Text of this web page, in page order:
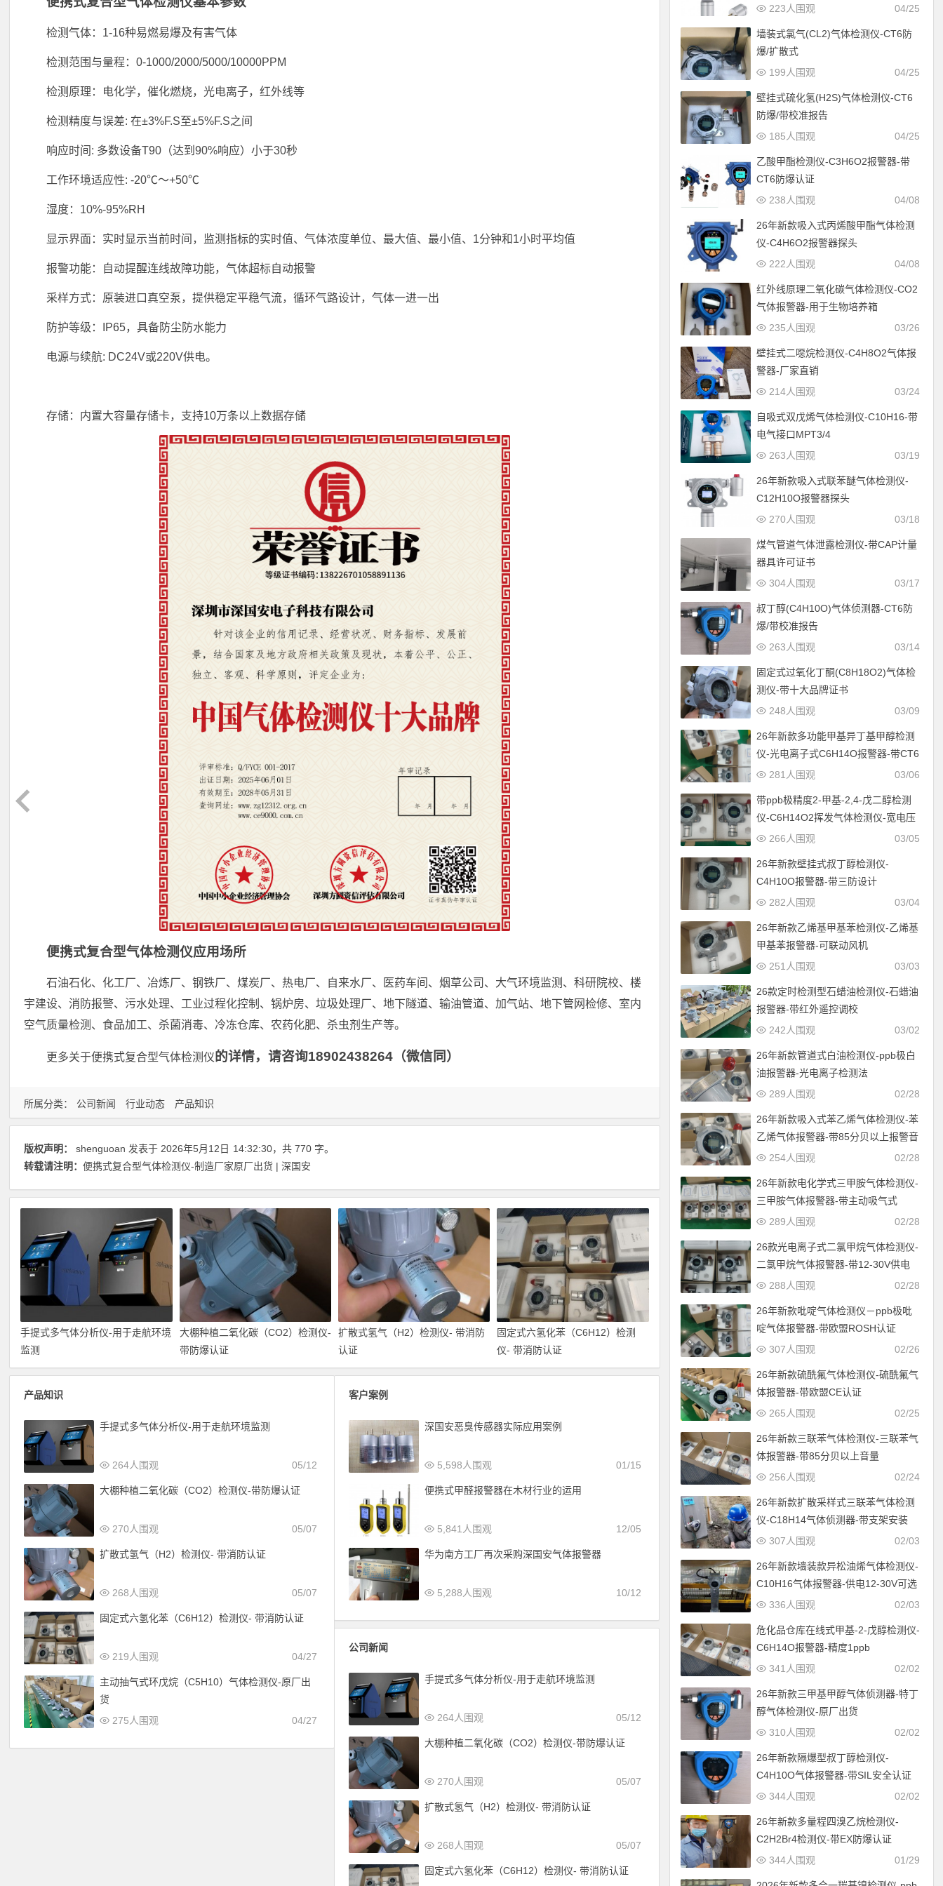
‌检测气体：1-16种易燃易爆及有害气体
检测范围与量程‌：0-1000/2000/5000/10000PPM
检测原理：电化学，催化燃烧，光电离子，红外线等
检测精度与误差‌: 在±3%F.S至±5%F.S之间
响应时间‌: 多数设备T90（达到90%响应）小于30秒
工作环境适应性‌: -20℃～+50℃
湿度：10%-95%RH
显示界面：实时显示当前时间，监测指标的实时值、气体浓度单位、最大值、最小值、1分钟和1小时平均值
报警功能：自动提醒连线故障功能，气体超标自动报警
采样方式：原装进口真空泵，提供稳定平稳气流，循环气路设计，气体一进一出
防护等级：IP65，具备防尘防水能力
电源与续航‌: DC24V或220V供电。
存储：内置大容量存储卡，支持10万条以上数据存储
便携式复合型气体检测仪应用场所
石油石化、化工厂、冶炼厂、钢铁厂、煤炭厂、热电厂、自来水厂、医药车间、烟草公司、大气环境监测、科研院校、楼
宇建设、消防报警、污水处理、工业过程化控制、锅炉房、垃圾处理厂、地下隧道、输油管道、加气站、地下管网检修、室内
空气质量检测、食品加工、杀菌消毒、冷冻仓库、农药化肥、杀虫剂生产等。
更多关于便携式复合型气体检测仪的详情，请咨询18902438264（微信同）
所属分类： 公司新闻 行业动态 产品知识
版权声明： shenguoan 发表于 2026年5月12日 14:32:30，共 770 字。
转载请注明：便携式复合型气体检测仪-制造厂家原厂出货 | 深国安
手提式多气体分析仪-用于走航环境
监测
大棚种植二氧化碳（CO2）检测仪-
带防爆认证
扩散式氢气（H2）检测仪- 带消防
认证
固定式六氢化苯（C6H12）检测
仪- 带消防认证
产品知识
手提式多气体分析仪-用于走航环境监测
05/12
264人围观
大棚种植二氧化碳（CO2）检测仪-带防爆认证
05/07
270人围观
扩散式氢气（H2）检测仪- 带消防认证
05/07
268人围观
固定式六氢化苯（C6H12）检测仪- 带消防认证
04/27
219人围观
主动抽气式环戊烷（C5H10）气体检测仪-原厂出
货
04/27
275人围观
客户案例
深国安恶臭传感器实际应用案例
01/15
5,598人围观
便携式甲醛报警器在木材行业的运用
12/05
5,841人围观
华为南方工厂再次采购深国安气体报警器
10/12
5,288人围观
公司新闻
手提式多气体分析仪-用于走航环境监测
05/12
264人围观
大棚种植二氧化碳（CO2）检测仪-带防爆认证
05/07
270人围观
扩散式氢气（H2）检测仪- 带消防认证
05/07
268人围观
固定式六氢化苯（C6H12）检测仪- 带消防认证
04/25
223人围观
墙装式氯气(CL2)气体检测仪-CT6防
爆/扩散式
04/25
199人围观
壁挂式硫化氢(H2S)气体检测仪-CT6
防爆/带校准报告
04/25
185人围观
乙酸甲酯检测仪-C3H6O2报警器-带
CT6防爆认证
04/08
238人围观
26年新款吸入式丙烯酸甲酯气体检测
仪-C4H6O2报警器探头
04/08
222人围观
红外线原理二氧化碳气体检测仪-CO2
气体报警器-用于生物培养箱
03/26
235人围观
壁挂式二噁烷检测仪-C4H8O2气体报
警器-厂家直销
03/24
214人围观
自吸式双戊烯气体检测仪-C10H16-带
电气接口MPT3/4
03/19
263人围观
26年新款吸入式联苯醚气体检测仪-
C12H10O报警器探头
03/18
270人围观
煤气管道气体泄露检测仪-带CAP计量
器具许可证书
03/17
304人围观
叔丁醇(C4H10O)气体侦测器-CT6防
爆/带校准报告
03/14
263人围观
固定式过氧化丁酮(C8H18O2)气体检
测仪-带十大品牌证书
03/09
248人围观
26年新款多功能甲基异丁基甲醇检测
仪-光电离子式C6H14O报警器-带CT6
防爆设计
03/06
281人围观
带ppb极精度2-甲基-2,4-戊二醇检测
仪-C6H14O2挥发气体检测仪-宽电压
12-30V供电
03/05
266人围观
26年新款壁挂式叔丁醇检测仪-
C4H10O报警器-带三防设计
03/04
282人围观
26年新款乙烯基甲基苯检测仪-乙烯基
甲基苯报警器-可联动风机
03/03
251人围观
26款定时检测型石蜡油检测仪-石蜡油
报警器-带红外遥控调校
03/02
242人围观
26年新款管道式白油检测仪-ppb极白
油报警器-光电离子检测法
02/28
289人围观
26年新款吸入式苯乙烯气体检测仪-苯
乙烯气体报警器-带85分贝以上报警音
02/28
254人围观
26年新款电化学式三甲胺气体检测仪-
三甲胺气体报警器-带主动吸气式
02/28
289人围观
26款光电离子式二氯甲烷气体检测仪-
二氯甲烷气体报警器-带12-30V供电
02/28
288人围观
26年新款吡啶气体检测仪－ppb极吡
啶气体报警器-带欧盟ROSH认证
02/26
307人围观
26年新款硫酰氟气体检测仪-硫酰氟气
体报警器-带欧盟CE认证
02/25
265人围观
26年新款三联苯气体检测仪-三联苯气
体报警器-带85分贝以上音量
02/24
256人围观
26年新款扩散采样式三联苯气体检测
仪-C18H14气体侦测器-带支架安装
02/03
307人围观
26年新款墙装款异松油烯气体检测仪-
C10H16气体报警器-供电12-30V可选
02/03
336人围观
危化品仓库在线式甲基-2-戊醇检测仪-
C6H14O报警器-精度1ppb
02/02
341人围观
26年新款三甲基甲醇气体侦测器-特丁
醇气体检测仪-原厂出货
02/02
310人围观
26年新款隔爆型叔丁醇检测仪-
C4H10O气体报警器-带SIL安全认证
02/02
344人围观
26年新款多量程四溴乙烷检测仪-
C2H2Br4检测仪-带EX防爆认证
01/29
344人围观